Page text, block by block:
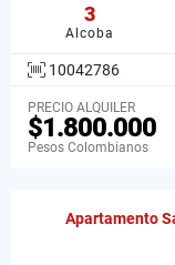
3
Alcoba
10042786
PRECIO ALQUILER
$1.800.000
Pesos Colombianos
Apartamento